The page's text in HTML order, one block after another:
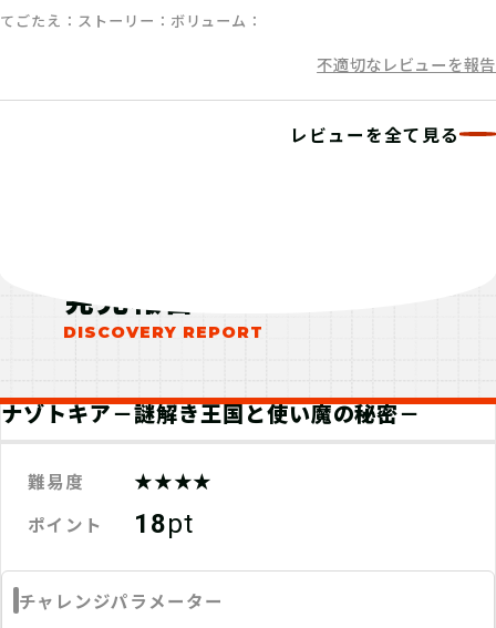
てごたえ ストーリー ボリューム
不適切なレビューを報告
レビューを全て見る
発見報告
ナゾトキア－謎解き王国と使い魔の秘密－
難易度 ★★★★
ポイント 18pt
チャレンジパラメーター